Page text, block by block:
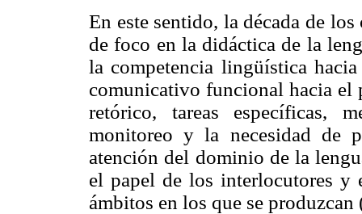
En este sentido, la década de
de foco en la didáctica de la
la competencia lingüística
comunicativo funcional hacia el
retórico, tareas específicas,
monitoreo y la necesidad de
atención del dominio de la
el papel de los interlocutores y
ámbitos en los que se